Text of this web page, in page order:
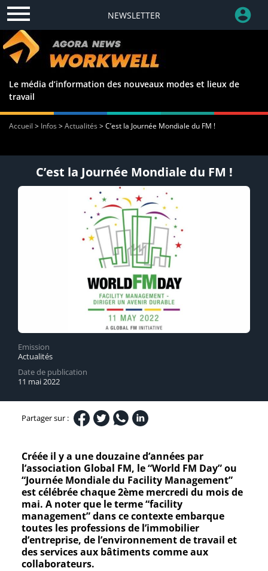
NEWSLETTER
Le média d’information des nouveaux modes et lieux de
travail
Accueil > Infos>Actualités>C’est la Journée Mondiale du FM !
C’est la Journée Mondiale du FM !
Emission
Actualités
Date de publication
11 mai 2022
Partager sur :
Créée il y a une douzaine d’années par
l’association Global FM, le “World FM Day” ou
“Journée Mondiale du Facility Management”
est célébrée chaque 2ème mercredi du mois de
mai. A noter que le terme “facility
management” dans ce contexte embarque
toutes les professions de l’immobilier
d’entreprise, de l’environnement de travail et
des services aux bâtiments comme aux
collaborateurs.